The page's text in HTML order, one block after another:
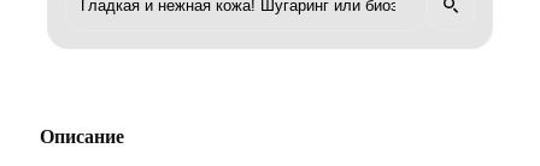
Описание